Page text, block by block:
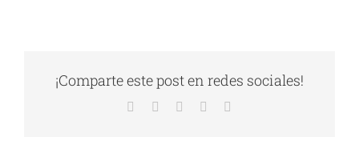
¡Comparte este post en redes sociales!
Facebook LinkedInWhatsApp